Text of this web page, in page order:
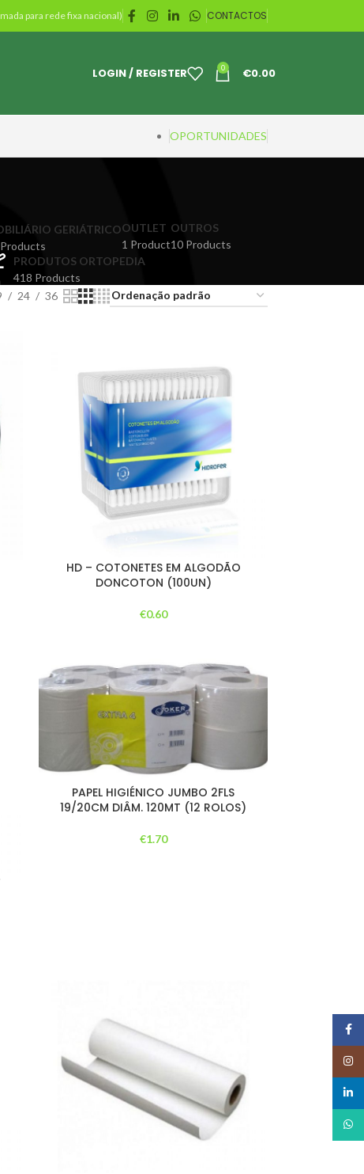
para rede fixa nacional) CONTACTOS
LOGIN / REGISTER 0 €0.00
OPORTUNIDADES
GERIÁTRICOOUTLET
1 Product
OUTROS
10 Products
PRODUTOS ORTOPEDIA
418 Products
24 36
HD – COTONETES EM ALGODÃO
DONCOTON (100UN)
€0.60
PAPEL HIGIÉNICO JUMBO 2FLS
19/20CM DIÂM. 120MT (12 ROLOS)
€1.70